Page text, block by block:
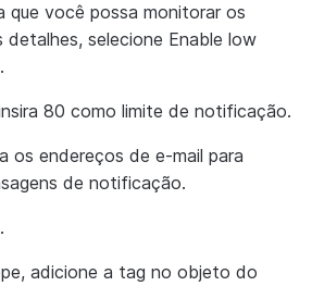
que você possa monitorar os
detalhes, selecione Enable low
.
80 como limite de notificação.
os endereços de e-mail para
de notificação.
.
, adicione a tag no objeto do